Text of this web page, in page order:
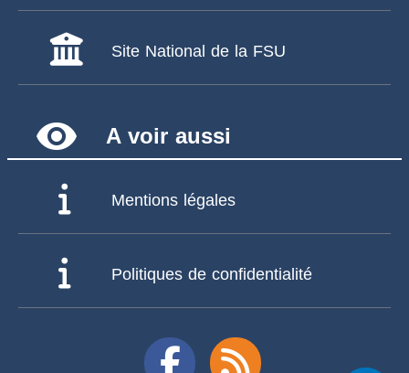
Site National de la FSU
remove_red_eye A voir aussi
Mentions légales
Politiques de confidentialité